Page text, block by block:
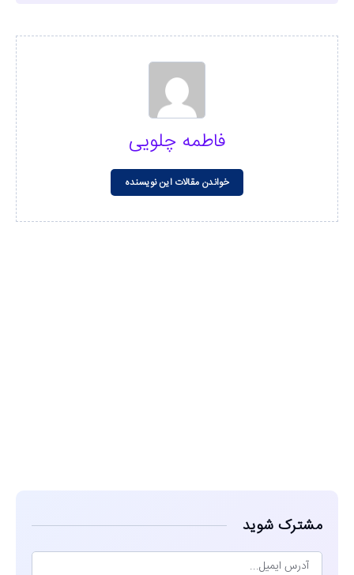
فاطمه چلویی
خواندن مقالات این نویسنده
مشترک شوید